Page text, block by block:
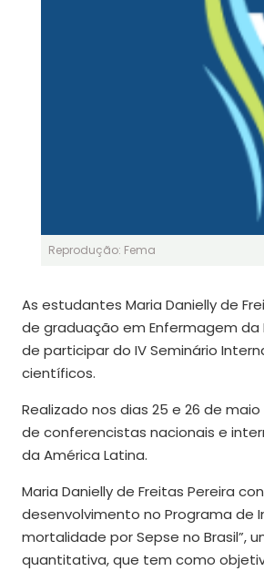
Reprodução: Fema
As estudantes Maria Danielly de
de graduação em Enfermagem da
de participar do IV Seminário
científicos.
Realizado nos dias 25 e 26 de
de conferencistas nacionais e
da América Latina.
Maria Danielly de Freitas Pereira
desenvolvimento no Programa de
mortalidade por Sepse no Brasil”,
quantitativa, que tem como